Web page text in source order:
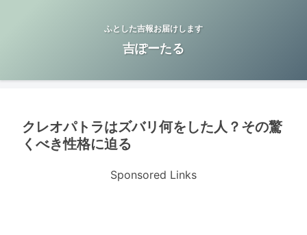
ふとした吉報お届けします
吉ぽーたる
クレオパトラはズバリ何をした人？その驚
くべき性格に迫る
Sponsored Links